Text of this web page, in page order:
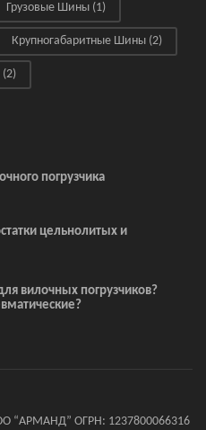
Грузовые Шины (1)
Крупногабаритные Шины (2)
(2)
погрузчика
цельнолитых и
вилочных погрузчиков?
“АРМАНД” ОГРН: 1237800066316